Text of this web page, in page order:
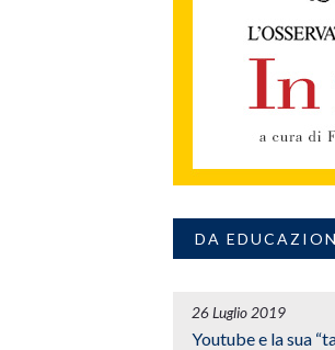
DA
26 Luglio 2019
Youtube e la sua